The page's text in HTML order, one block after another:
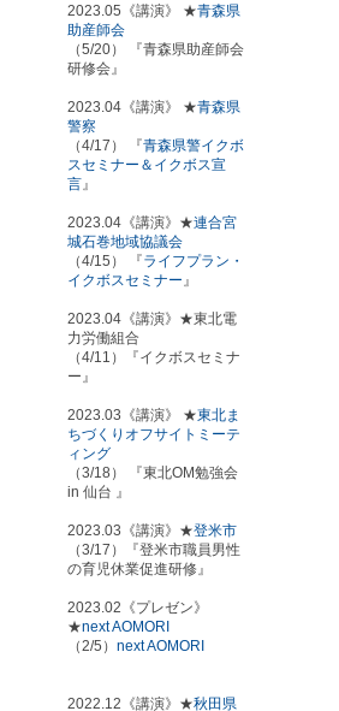
2023.05《講演》 ★青森県
助産師会
（5/20） 『青森県助産師会
研修会』
2023.04《講演》 ★青森県
警察
（4/17） 『青森県警イクボ
スセミナー＆イクボス宣
言 』
2023.04《講演》★連合宮
城石巻地域協議会
（4/15） 『ライフプラン・
イクボスセミナー 』
2023.04《講演》★東北電
力労働組合
（4/11）『イクボスセミナ
ー』
2023.03《講演》 ★東北ま
ちづくりオフサイトミーテ
ィング
（3/18） 『東北OM勉強会
in 仙台 』
2023.03《講演》★登米市
（3/17）『登米市職員男性
の育児休業促進研修』
2023.02《プレゼン》
★next AOMORI
（2/5） next AOMORI
2022.12《講演》★秋田県